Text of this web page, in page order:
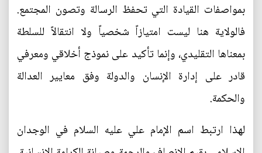
بمواصفات القيادة التي تحفظ الرسالة وتصون المجتمع.
فالولاية هنا ليست امتيازاً شخصياً ولا انتقالاً للسلطة
بمعناها التقليدي، وإنما تأكيد على نموذج أخلاقي ومعرفي
قادر على إدارة الإنسان والدولة وفق معايير العدالة
والحكمة.
لهذا ارتبط اسم الإمام علي عليه السلام في الوجدان